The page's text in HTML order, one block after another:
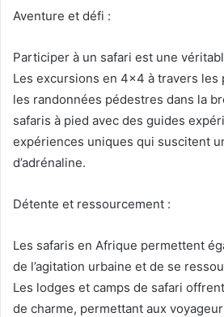
Aventure et défi :
Participer à un safari est une
Les excursions en 4×4 à travers les
les randonnées pédestres dans la
safaris à pied avec des guides
expériences uniques qui suscitent
d’adrénaline.
Détente et ressourcement :
Les safaris en Afrique permettent
de l’agitation urbaine et de se
Les lodges et camps de safari
de charme, permettant aux